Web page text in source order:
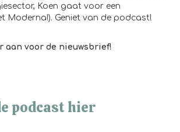
Koen gaat voor een
Moderna!). Geniet van de podcast!
aan voor de nieuwsbrief!
podcast hier